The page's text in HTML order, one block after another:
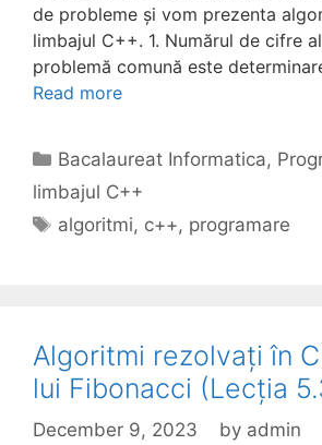
de probleme și vom prezenta
limbajul C++. 1. Numărul de cifre
problemă comună este
Read more
Categories
Bacalaureat Informatica,
limbajul C++
Tags
algoritmi, c++, programare
Algoritmi rezolvați în
lui Fibonacci (Lecția
December 9, 2023 by admin